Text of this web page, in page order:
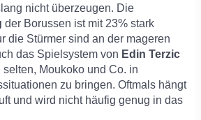
nicht überzeugen. Die
der Borussen ist mit 23% stark
die Stürmer sind an der mageren
das Spielsystem von Edin Terzic
Moukoko und Co. in
zu bringen. Oftmals hängt
und wird nicht häufig genug in das